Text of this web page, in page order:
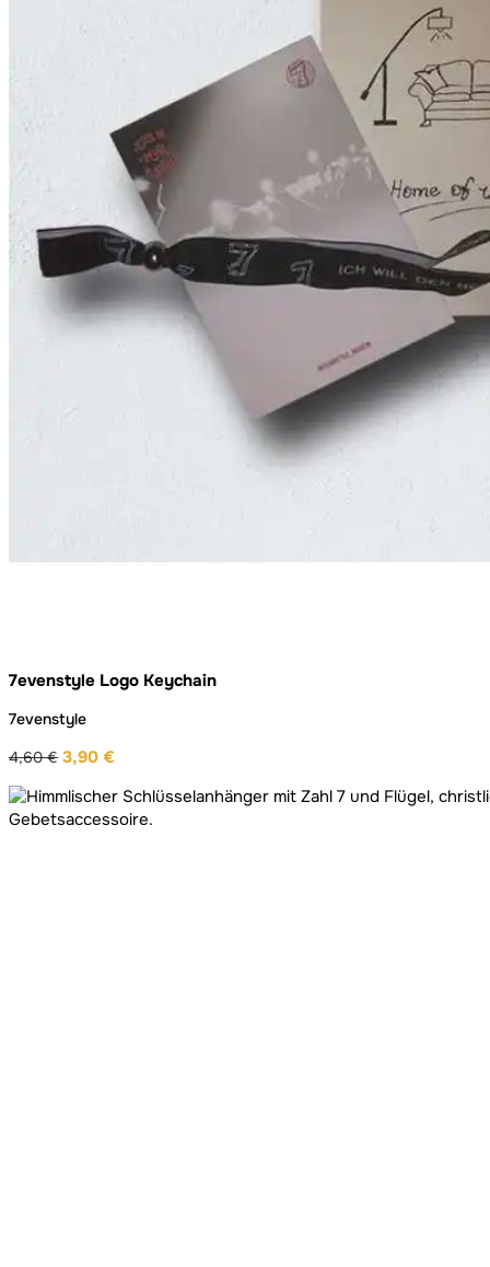
7evenstyle Logo Keychain
7evenstyle
4,60€
Preis
war:
3,90 €
Preis
ist: